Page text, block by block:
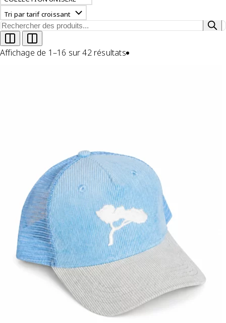
Tri par tarif croissant
Affichage de 1–16 sur 42 résultats